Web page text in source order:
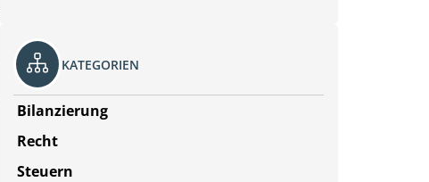
KATEGORIEN
Bilanzierung
Recht
Steuern